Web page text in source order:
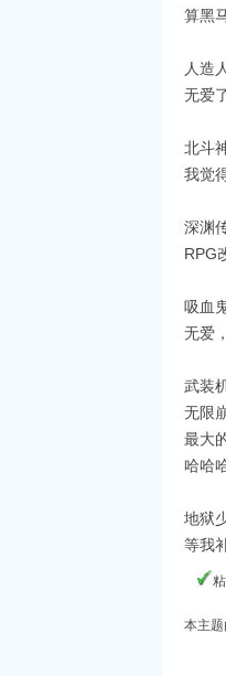
算黑
人造
无爱
北斗
我觉
深渊
RPG
吸血
无爱
武装
无限
最大
哈哈
地狱
等我
本主